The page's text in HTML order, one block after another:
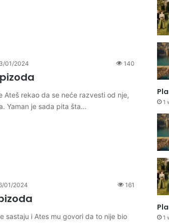
01/2024 140
Ateš rekao da se neće razvesti od nje,
Yaman je sada pita šta…
01/2024 161
sastaju i Ates mu govori da to nije bio
1
1